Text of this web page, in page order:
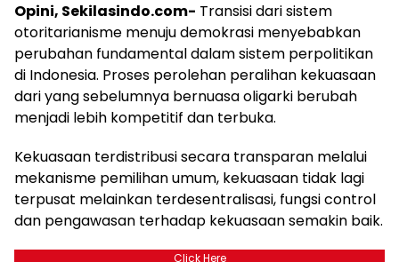
Opini, Sekilasindo.com- Transisi dari sistem
otoritarianisme menuju demokrasi menyebabkan
perubahan fundamental dalam sistem perpolitikan
di Indonesia. Proses perolehan peralihan kekuasaan
dari yang sebelumnya bernuasa oligarki berubah
menjadi lebih kompetitif dan terbuka.
Kekuasaan terdistribusi secara transparan melalui
mekanisme pemilihan umum, kekuasaan tidak lagi
terpusat melainkan terdesentralisasi, fungsi control
dan pengawasan terhadap kekuasaan semakin baik.
Click Here